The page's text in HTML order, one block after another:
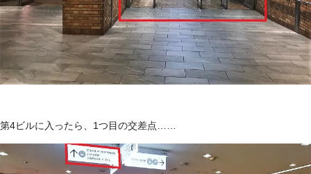
第4ビルに入ったら、1つ目の交差点……